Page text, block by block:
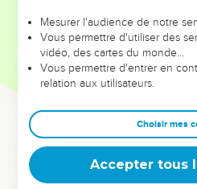
Elle mettra au monde un fils et
Jésus car c'est lui qui sauvera
Tout cela arriva afin que
avait annoncé par le prophète :
La vierge sera enceinte, elle
l’appellera Emmanuel, ce qui
A son réveil, Joseph fit ce
ordonné et il prit sa femme chez
Mesurer l'audience de notre
Vous permettre d'utiliser des
vidéo, des cartes du monde…
Vous permettre d'entrer en
relation aux utilisateurs.
Choisir mes
Accepter tous